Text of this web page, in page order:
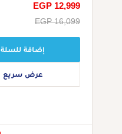
سعر
EGP 12,999
سعر
EGP 16,099
إضافة للسلة
عرض سريع